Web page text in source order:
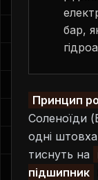
бар,
Принцип
Соленоїди
одні
тиснуть на
підшипник